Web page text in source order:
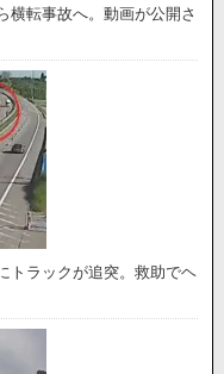
横転事故へ。動画が公開さ
トラックが追突。救助でヘ